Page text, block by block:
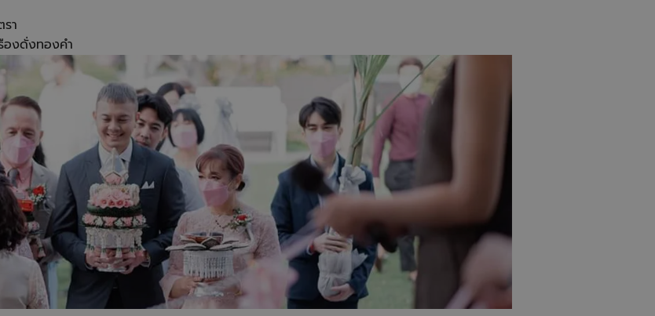
า
องดั่งทองคำ